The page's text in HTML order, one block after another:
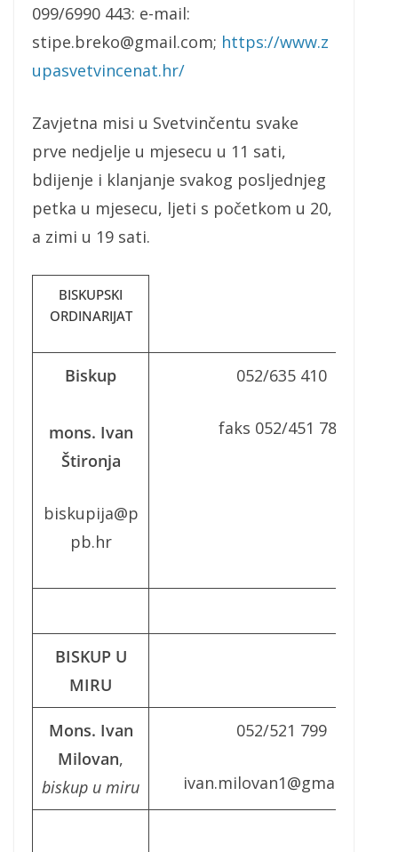
099/6990 443: e-mail:
stipe.breko@gmail.com; https://www.z
upasvetvincenat.hr/
Zavjetna misi u Svetvinčentu svake
prve nedjelje u mjesecu u 11 sati,
bdijenje i klanjanje svakog posljednjeg
petka u mjesecu, ljeti s početkom u 20,
a zimi u 19 sati.
BISKUPSKI
ORDINARIJAT
Biskup
mons. Ivan
Štironja
biskupija@p
pb.hr
052/635 410
faks 052/451 785
BISKUP U
MIRU
Mons. Ivan
Milovan,
biskup u miru
052/521 799
ivan.milovan1@gmail.com